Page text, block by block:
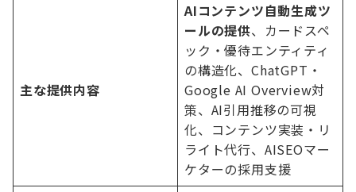
主な提供内容
AIコンテンツ自動生成ツ
ールの提供、カードスペ
ック・優待エンティティ
の構造化、ChatGPT・
Google AI Overview対
策、AI引用推移の可視
化、コンテンツ実装・リ
ライト代行、AISEOマー
ケターの採用支援